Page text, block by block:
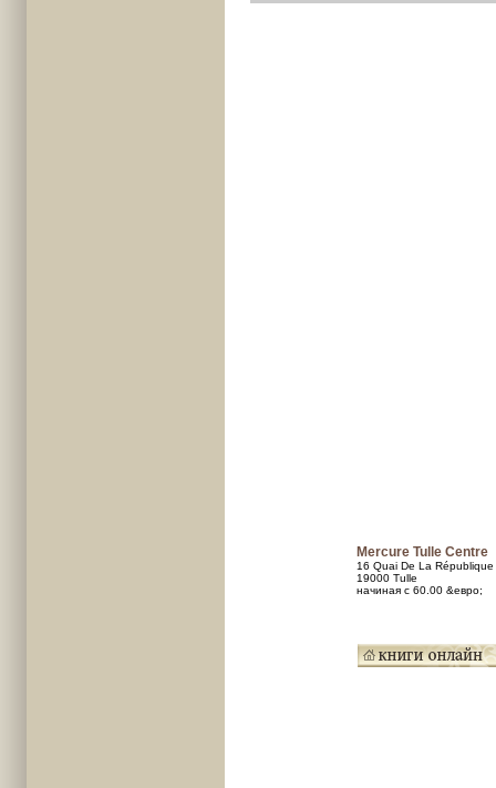
Mercure Tulle Centre
16 Quai De La République
19000 Tulle
начиная с 60.00 &евро;